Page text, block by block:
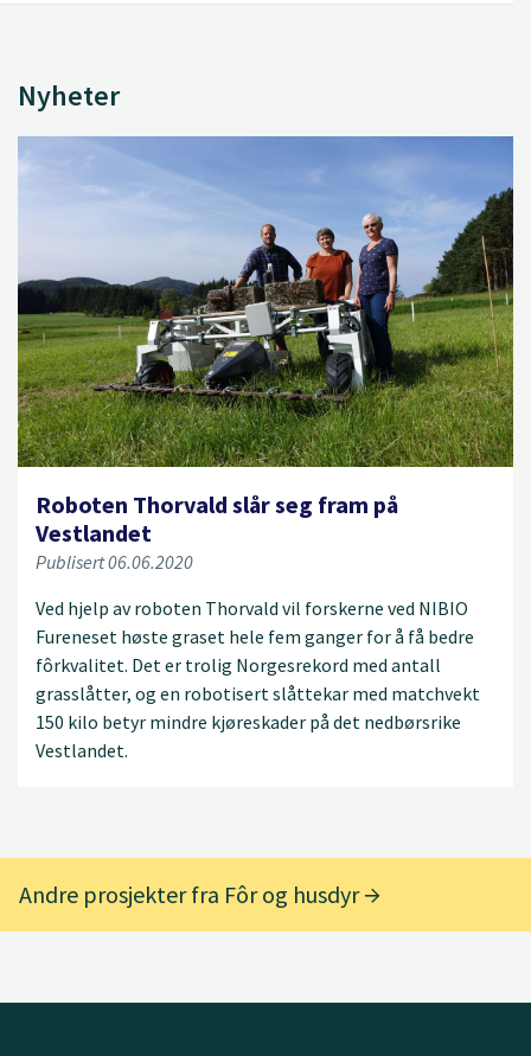
Nyheter
Roboten Thorvald slår seg fram på
Vestlandet
Publisert 06.06.2020
Ved hjelp av roboten Thorvald vil forskerne ved NIBIO
Fureneset høste graset hele fem ganger for å få bedre
fôrkvalitet. Det er trolig Norgesrekord med antall
grasslåtter, og en robotisert slåttekar med matchvekt
150 kilo betyr mindre kjøreskader på det nedbørsrike
Vestlandet.
Andre prosjekter fra Fôr og husdyr